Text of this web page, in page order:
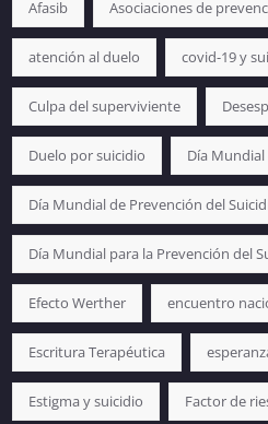
Afasib Asociaciones de
atención al duelo covid-19 y
Culpa del superviviente
Duelo por suicidio Día
Día Mundial de Prevención del
Día Mundial para la Prevención del
Efecto Werther encuentro
Escritura Terapéutica
Estigma y suicidio Factor de